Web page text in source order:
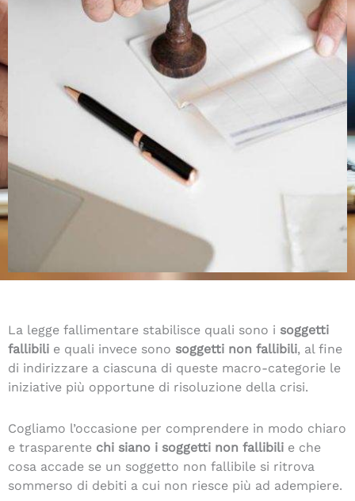
La legge fallimentare stabilisce quali sono i soggetti
fallibili e quali invece sono soggetti non fallibili, al fine
di indirizzare a ciascuna di queste macro-categorie le
iniziative più opportune di risoluzione della crisi.
Cogliamo l’occasione per comprendere in modo chiaro
e trasparente chi siano i soggetti non fallibili e che
cosa accade se un soggetto non fallibile si ritrova
sommerso di debiti a cui non riesce più ad adempiere.